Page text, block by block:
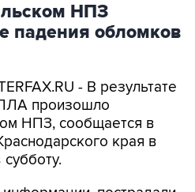
НПЗ
падения обломков
- В результате
произошло
НПЗ, сообщается в
края в